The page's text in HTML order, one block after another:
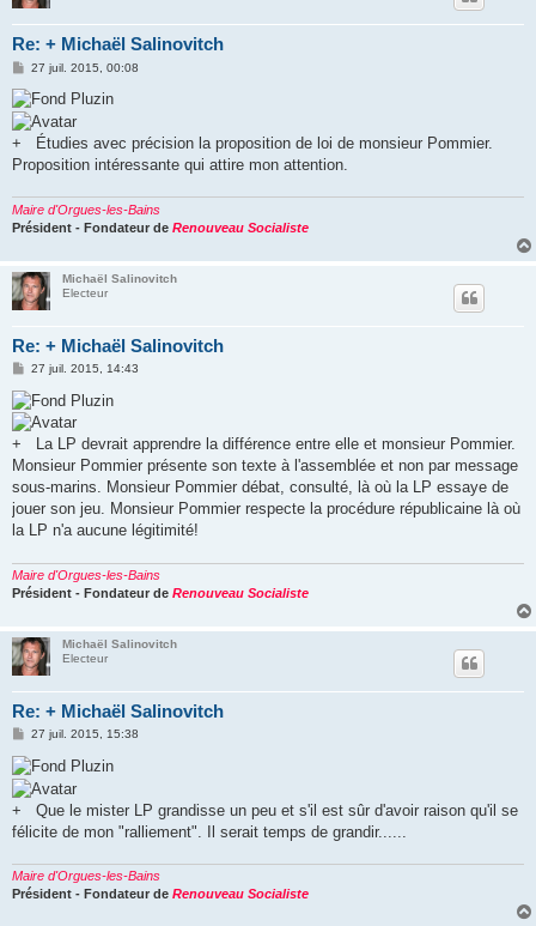
Re: + Michaël Salinovitch
M
s
s
a
27 juil. 2015, 00:08
+ Étudies avec précision la proposition de loi de monsieur Pommier.
Proposition intéressante qui attire mon attention.
Maire d'Orgues-les-Bains
Président - Fondateur de Renouveau Socialiste
Michaël Salinovitch
Electeur
Re: + Michaël Salinovitch
M
s
s
a
27 juil. 2015, 14:43
+ La LP devrait apprendre la différence entre elle et monsieur Pommier.
Monsieur Pommier présente son texte à l'assemblée et non par message
sous-marins. Monsieur Pommier débat, consulté, là où la LP essaye de
jouer son jeu. Monsieur Pommier respecte la procédure républicaine là où
la LP n'a aucune légitimité!
Maire d'Orgues-les-Bains
Président - Fondateur de Renouveau Socialiste
Michaël Salinovitch
Electeur
Re: + Michaël Salinovitch
M
s
s
a
27 juil. 2015, 15:38
+ Que le mister LP grandisse un peu et s'il est sûr d'avoir raison qu'il se
félicite de mon "ralliement". Il serait temps de grandir......
Maire d'Orgues-les-Bains
Président - Fondateur de Renouveau Socialiste